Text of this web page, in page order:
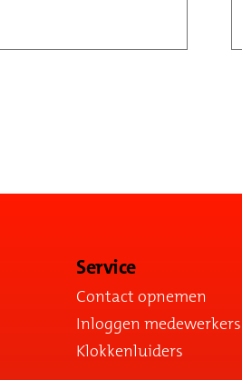
Service
Contact opnemen
Inloggen medewerkers
Klokkenluiders